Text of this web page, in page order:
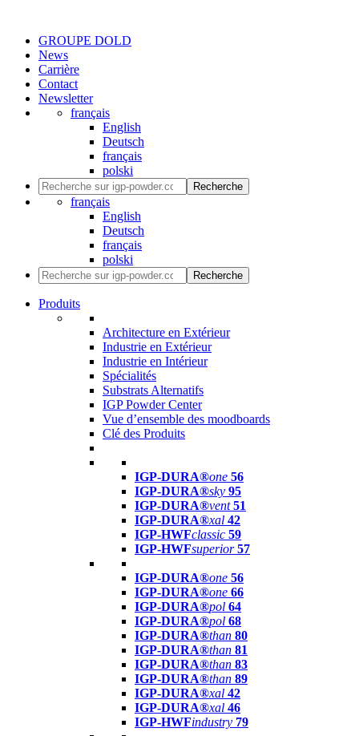
GROUPE DOLD
News
Carrière
Contact
Newsletter
français
English
Deutsch
français
polski
Recherche
français
English
Deutsch
français
polski
Recherche
Produits
Architecture en Extérieur
Industrie en Extérieur
Industrie en Intérieur
Spécialités
Substrats Alternatifs
IGP Powder Center
Vue d’ensemble des moodboards
Clé des Produits
IGP-DURA®one 56
IGP-DURA®sky 95
IGP-DURA®vent 51
IGP-DURA®xal 42
IGP-HWFclassic 59
IGP-HWFsuperior 57
IGP-DURA®one 56
IGP-DURA®one 66
IGP-DURA®pol 64
IGP-DURA®pol 68
IGP-DURA®than 80
IGP-DURA®than 81
IGP-DURA®than 83
IGP-DURA®than 89
IGP-DURA®xal 42
IGP-DURA®xal 46
IGP-HWFindustry 79